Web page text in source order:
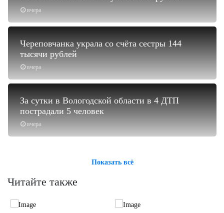
вчера
вчера
Череповчанка украла со счёта сестры 144
тысячи рублей
вчера
За сутки в Вологодской области в 4 ДТП
пострадали 5 человек
Показать всё
Читайте также